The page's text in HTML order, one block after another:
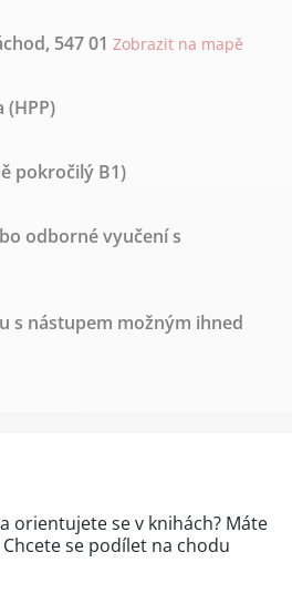
547 01 Zobrazit na mapě
(HPP)
pokročilý B1)
odborné vyučení s
s nástupem možným ihned
orientujete se v knihách? Máte
se podílet na chodu